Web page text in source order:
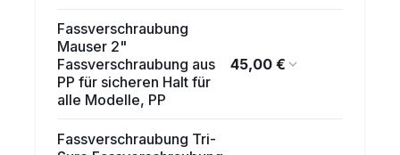
Fassverschraubung
Mauser 2"
Fassverschraubung aus
PP für sicheren Halt für
alle Modelle, PP
45,00 €
Fassverschraubung Tri-